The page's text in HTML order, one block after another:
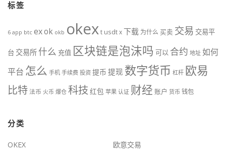
标签
6 app btc exok okb okext usdtx下载 为什么 买卖 交易 交易平
台 交易所 什么 充值 区块链是泡沫吗 可以 合约 地址 如何
平台 怎么 手机 手续费 投资 提币 提现 数字货币 杠杆 欧易
比特法币 火币 爆仓 科技 红包 苹果 认证 财经 账户 货币 钱包
分类
OKEX 欧意交易